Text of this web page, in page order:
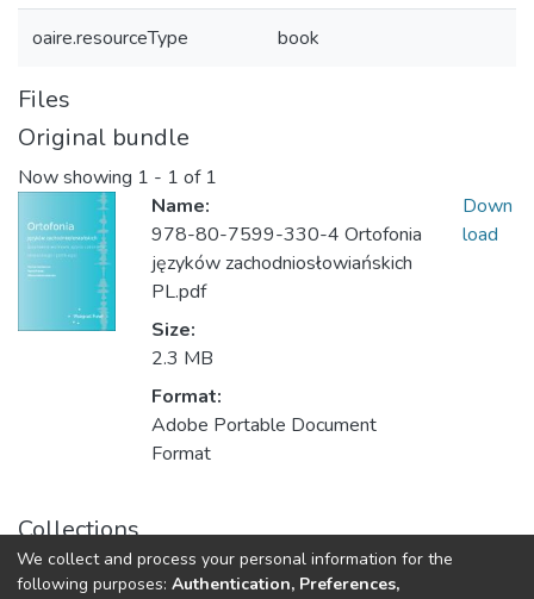
oaire.resourceType book
Files
Original bundle
Now showing 1 - 1 of 1
Name:
978-80-7599-330-4 Ortofonia
języków zachodniosłowiańskich
PL.pdf
Size:
2.3 MB
Format:
Adobe Portable Document
Format
Down
load
Collections
Pedagogická fakulta
We collect and process your personal information for the
following purposes: Authentication, Preferences,